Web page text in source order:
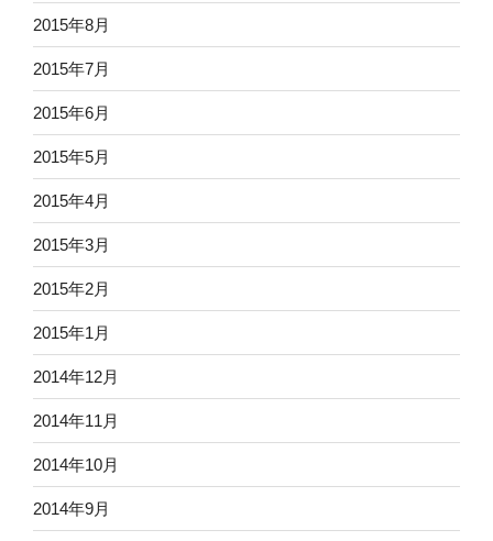
2015年8月
2015年7月
2015年6月
2015年5月
2015年4月
2015年3月
2015年2月
2015年1月
2014年12月
2014年11月
2014年10月
2014年9月